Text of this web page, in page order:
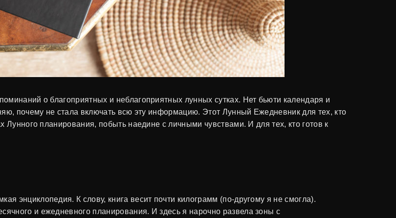
о благоприятных и неблагоприятных лунных сутках. Нет бьюти календаря и
почему не стала включать всю эту информацию. Этот Лунный Ежедневник для тех, кто
Лунного планирования, побыть наедине с личными чувствами. И для тех, кто готов к
энциклопедия. К слову, книга весит почти килограмм (по-другому я не смогла).
и ежедневного планирования. И здесь я нарочно развела зоны с